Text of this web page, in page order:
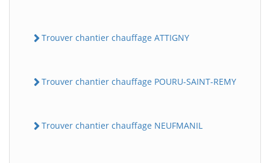
Trouver chantier chauffage ATTIGNY
Trouver chantier chauffage POURU-SAINT-REMY
Trouver chantier chauffage NEUFMANIL